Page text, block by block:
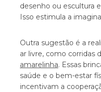
desenho ou escultura
Isso estimula a
Outra sugestão é a
ar livre, como corridas
amarelinha. Essas
saúde e o bem-estar
incentivam a